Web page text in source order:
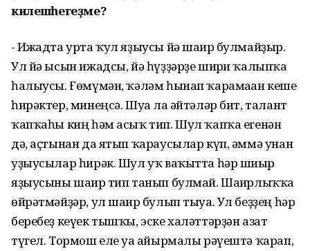
килешәһегеҙме?
- Ижадта урта ҡул яҙыусы йә шағир булмайҙыр.
Ул йә ысын ижадсы, йә һүҙҙәрҙе шиғри ҡалыпҡа
һалыусы. Ғөмүмән, ҡәләм һынап ҡарамаған кеше
һирәктер, минеңсә. Шуға ла әйтәләр бит, талант
ҡапҡаһы киң һәм асыҡ тип. Шул ҡапҡа егенән
дә, аҫтынан да ятып ҡараусылар күп, әммә унан
уҙыусылар һирәк. Шул уҡ ваҡытта һәр шиғыр
яҙыусыны шағир тип танып булмай. Шағирлыҡҡа
өйрәтмәйҙәр, ул шағир булып тыуа. Ул беҙҙең һәр
беребеҙ кеүек тышҡы, эске халәттәрҙән азат
түгел. Тормош еле уға айырмалы рәүештә ҡарап,